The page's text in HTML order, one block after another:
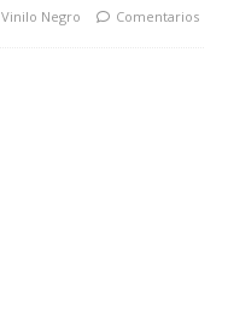
Vinilo Negro
Comentarios